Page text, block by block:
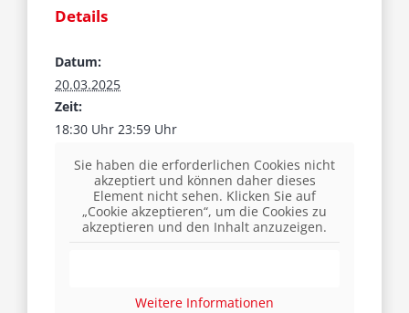
Details
Datum:
20.03.2025
Zeit:
18:30 Uhr 23:59 Uhr
Sie haben die erforderlichen Cookies nicht
akzeptiert und können daher dieses
Element nicht sehen. Klicken Sie auf
„Cookie akzeptieren“, um die Cookies zu
akzeptieren und den Inhalt anzuzeigen.
Weitere Informationen